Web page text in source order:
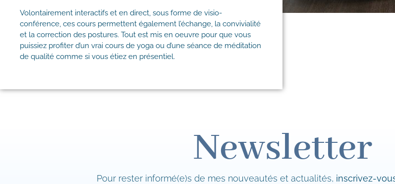
Volontairement interactifs et en direct, sous forme de visio-
conférence, ces cours permettent également l’échange, la convivialité
et la correction des postures. Tout est mis en oeuvre pour que vous
puissiez profiter d’un vrai cours de yoga ou d’une séance de méditation
de qualité comme si vous étiez en présentiel.
Newsletter
Pour rester informé(e)s de mes nouveautés et actualités, inscrivez-